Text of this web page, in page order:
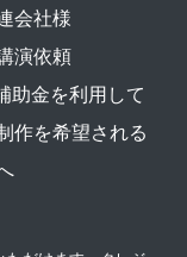
会社様
演依頼
助金を利用して
作を希望される